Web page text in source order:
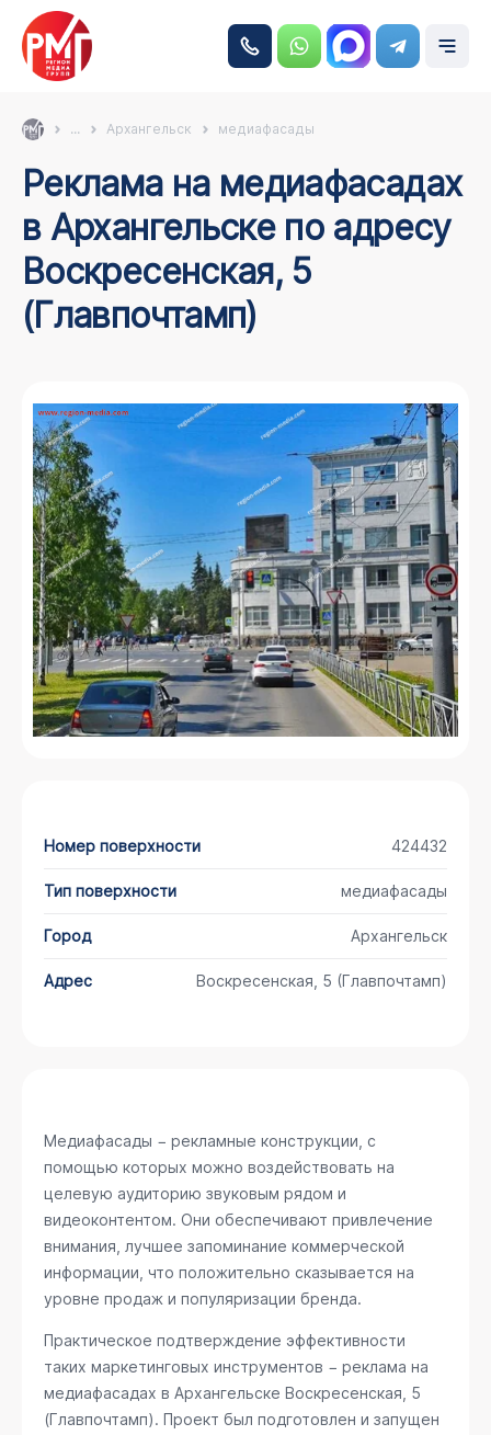
... Архангельск медиафасады
Реклама на медиафасадах
в Архангельске по адресу
Воскресенская, 5
(Главпочтамп)
Номер поверхности 424432
Тип поверхности медиафасады
Город Архангельск
Адрес Воскресенская, 5 (Главпочтамп)
Медиафасады − рекламные конструкции, с
помощью которых можно воздействовать на
целевую аудиторию звуковым рядом и
видеоконтентом. Они обеспечивают привлечение
внимания, лучшее запоминание коммерческой
информации, что положительно сказывается на
уровне продаж и популяризации бренда.
Практическое подтверждение эффективности
таких маркетинговых инструментов − реклама на
медиафасадах в Архангельске Воскресенская, 5
(Главпочтамп). Проект был подготовлен и запущен